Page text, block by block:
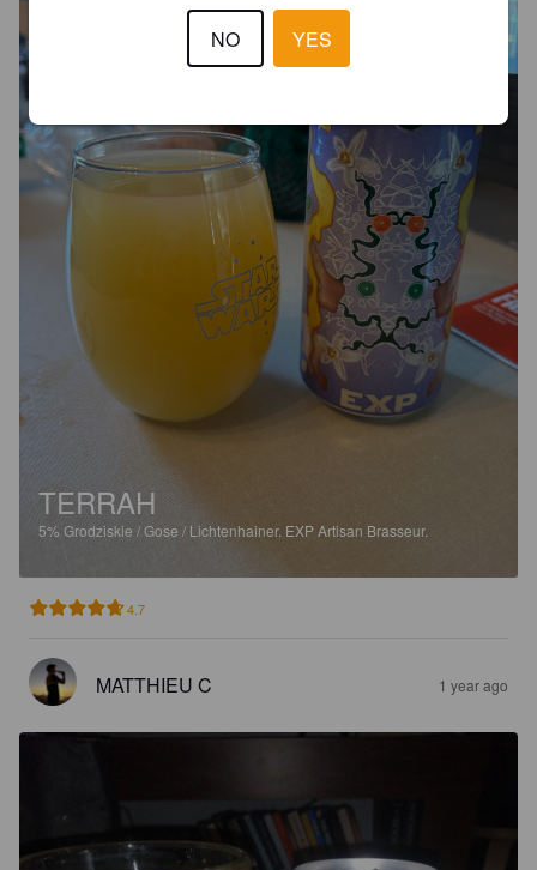
TERRAH
5% Grodziskie / Gose / Lichtenhainer. EXP Artisan Brasseur.
4.7
MATTHIEU C 1 year ago
NO YES